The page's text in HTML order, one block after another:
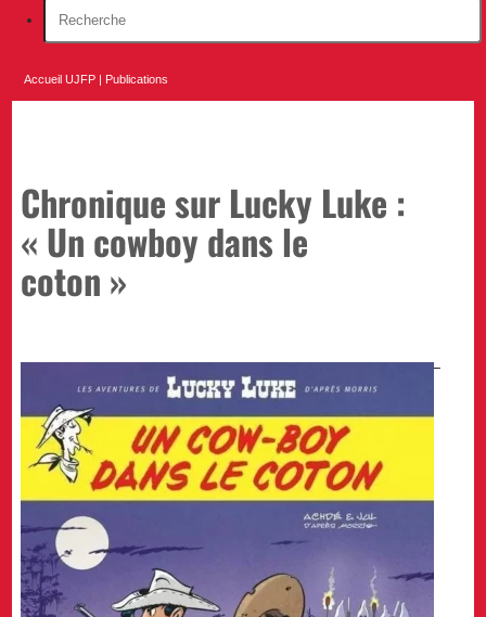
Accueil UJFP Publications
Chronique sur Lucky Luke :
« Un cowboy dans le
coton »